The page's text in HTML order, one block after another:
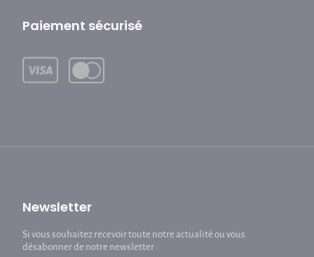
Paiement sécurisé
Newsletter
Si vous souhaitez recevoir toute notre actualité ou vous
désabonner de notre newsletter :